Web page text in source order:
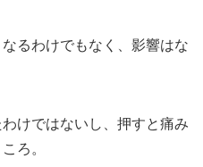
るわけでもなく、影響はな
けではないし、押すと痛み
ろ。